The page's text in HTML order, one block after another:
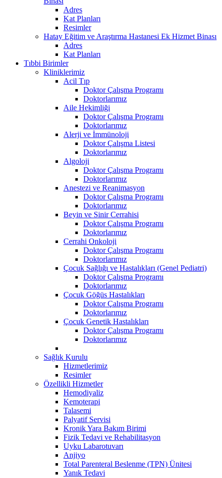
Adres
Kat Planları
Resimler
Hatay Eğitim ve Araştırma Hastanesi Ek Hizmet Binası
Adres
Kat Planları
Tıbbi Birimler
Kliniklerimiz
Acil Tıp
Doktor Çalışma Programı
Doktorlarımız
Aile Hekimliği
Doktor Çalışma Programı
Doktorlarımız
Alerji ve İmmünoloji
Doktor Çalışma Listesi
Doktorlarımız
Algoloji
Doktor Çalışma Programı
Doktorlarımız
Anestezi ve Reanimasyon
Doktor Çalışma Programı
Doktorlarımız
Beyin ve Sinir Cerrahisi
Doktor Çalışma Programı
Doktorlarımız
Cerrahi Onkoloji
Doktor Çalışma Programı
Doktorlarımız
Çocuk Sağlığı ve Hastalıkları (Genel Pediatri)
Doktor Çalışma Programı
Doktorlarımız
Çocuk Göğüs Hastalıkları
Doktor Çalışma Programı
Doktorlarımız
Çocuk Genetik Hastalıkları
Doktor Çalışma Programı
Doktorlarımız
Sağlık Kurulu
Hizmetlerimiz
Resimler
Özellikli Hizmetler
Hemodiyaliz
Kemoterapi
Talasemi
Palyatif Servisi
Kronik Yara Bakım Birimi
Fizik Tedavi ve Rehabilitasyon
Uyku Labarotuvarı
Anjiyo
Total Parenteral Beslenme (TPN) Ünitesi
Yanık Tedavi